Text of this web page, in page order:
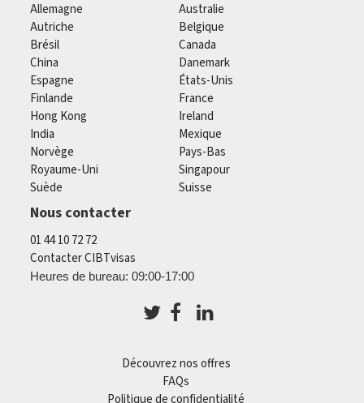
Allemagne
Australie
Autriche
Belgique
Brésil
Canada
China
Danemark
Espagne
États-Unis
Finlande
France
Hong Kong
Ireland
India
Mexique
Norvège
Pays-Bas
Royaume-Uni
Singapour
Suède
Suisse
Nous contacter
01 44 10 72 72
Contacter CIBTvisas
Heures de bureau: 09:00-17:00
Découvrez nos offres
FAQs
Politique de confidentialité